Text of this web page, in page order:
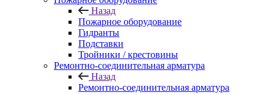
Назад
Пожарное оборудование
Гидранты
Подставки
Тройники / крестовины
Ремонтно-соединительная арматура
Назад
Ремонтно-соединительная арматура